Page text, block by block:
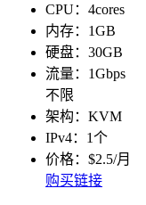
CPU：4cores
内存：1GB
硬盘：30GB
流量：1Gbps
不限
架构：KVM
IPv4：1个
价格：$2.5/月
购买链接